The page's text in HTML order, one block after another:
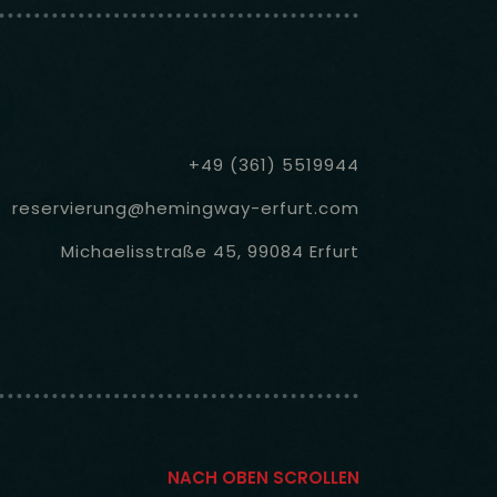
+49 (361) 5519944
reservierung@hemingway-erfurt.com
Michaelisstraße 45, 99084 Erfurt
NACH OBEN SCROLLEN